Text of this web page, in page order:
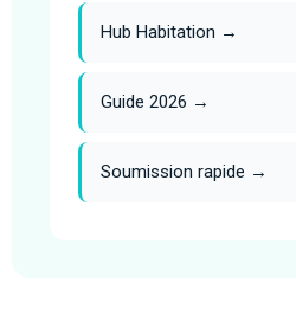
Hub Habitation →
Guide 2026 →
Soumission rapide →